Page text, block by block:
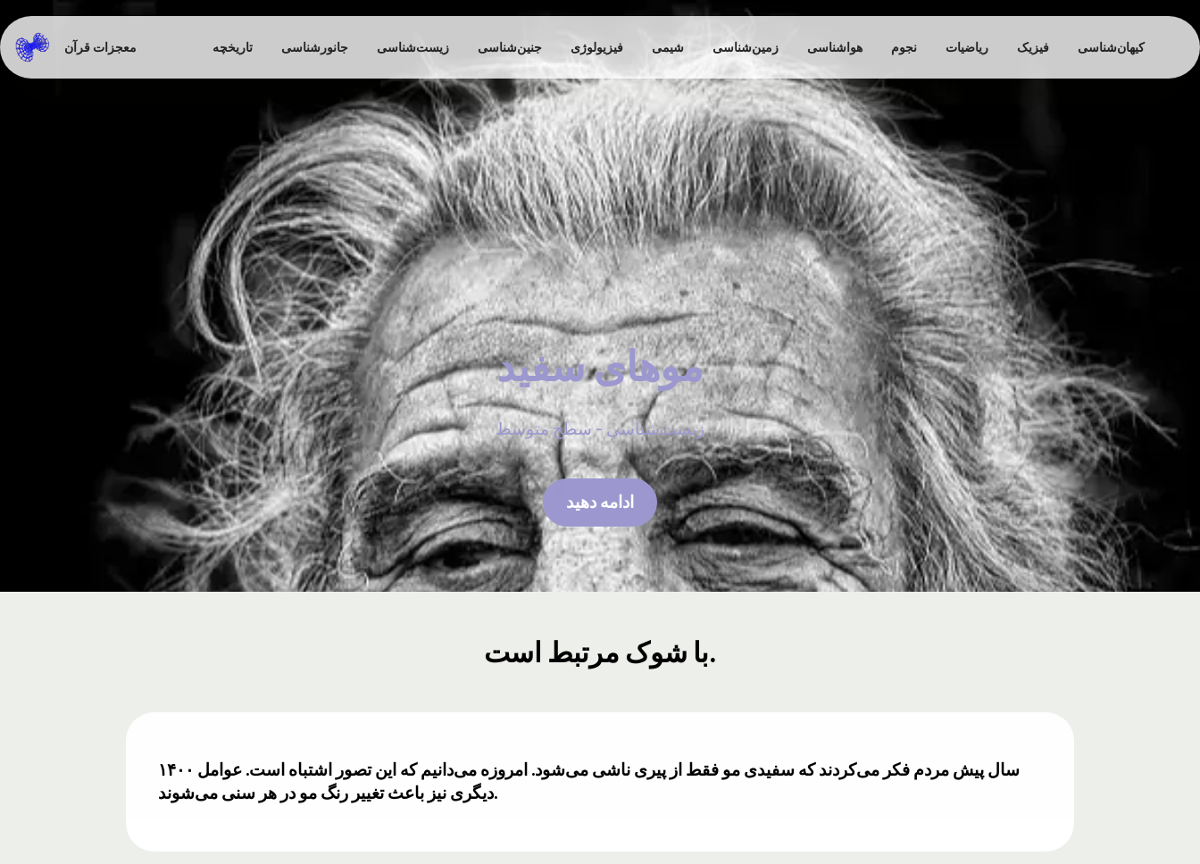
معجزات قرآن تاریخچه جانورشناسی زیست‌شناسی جنین‌شناسی فیزیولوژی شیمی زمین‌شناسی هواشناسی نجوم ریاضیات فیزیک کیهان‌شناسی
موهای سفید
زیست‌شناسی - سطح متوسط
ادامه دهید
با شوک مرتبط است.
۱۴۰۰ سال پیش مردم فکر می‌کردند که سفیدی مو فقط از پیری ناشی می‌شود. امروزه می‌دانیم که این تصور اشتباه است. عوامل
دیگری نیز باعث تغییر رنگ مو در هر سنی می‌شوند.